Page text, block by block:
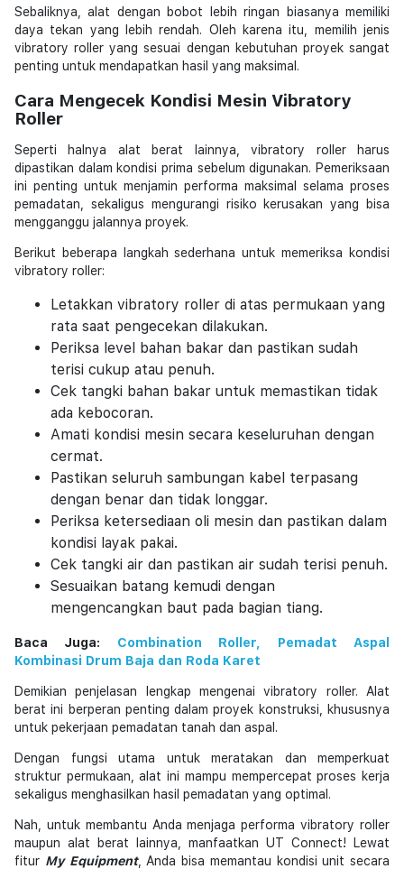
Sebaliknya, alat dengan bobot lebih ringan biasanya memiliki
daya tekan yang lebih rendah. Oleh karena itu, memilih jenis
vibratory roller yang sesuai dengan kebutuhan proyek sangat
penting untuk mendapatkan hasil yang maksimal.
Cara Mengecek Kondisi Mesin Vibratory
Roller
Seperti halnya alat berat lainnya, vibratory roller harus
dipastikan dalam kondisi prima sebelum digunakan. Pemeriksaan
ini penting untuk menjamin performa maksimal selama proses
pemadatan, sekaligus mengurangi risiko kerusakan yang bisa
mengganggu jalannya proyek.
Berikut beberapa langkah sederhana untuk memeriksa kondisi
vibratory roller:
Letakkan vibratory roller di atas permukaan yang
rata saat pengecekan dilakukan.
Periksa level bahan bakar dan pastikan sudah
terisi cukup atau penuh.
Cek tangki bahan bakar untuk memastikan tidak
ada kebocoran.
Amati kondisi mesin secara keseluruhan dengan
cermat.
Pastikan seluruh sambungan kabel terpasang
dengan benar dan tidak longgar.
Periksa ketersediaan oli mesin dan pastikan dalam
kondisi layak pakai.
Cek tangki air dan pastikan air sudah terisi penuh.
Sesuaikan batang kemudi dengan
mengencangkan baut pada bagian tiang.
Baca Juga: Combination Roller, Pemadat Aspal
Kombinasi Drum Baja dan Roda Karet
Demikian penjelasan lengkap mengenai vibratory roller. Alat
berat ini berperan penting dalam proyek konstruksi, khususnya
untuk pekerjaan pemadatan tanah dan aspal.
Dengan fungsi utama untuk meratakan dan memperkuat
struktur permukaan, alat ini mampu mempercepat proses kerja
sekaligus menghasilkan hasil pemadatan yang optimal.
Nah, untuk membantu Anda menjaga performa vibratory roller
maupun alat berat lainnya, manfaatkan UT Connect! Lewat
fitur My Equipment, Anda bisa memantau kondisi unit secara